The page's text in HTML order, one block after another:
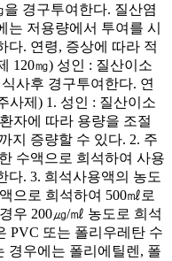
경구투여한다. 질산염
저용량에서 투여를 시
다. 연령, 증상에 따라 적
120㎎) 성인 : 질산이소
사후 경구투여한다. 연
사제) 1. 성인 : 질산이소
자에 따라 용량을 조절
지 증량할 수 있다. 2. 주
수액으로 희석하여 사용
다. 3. 희석사용액의 농도
으로 희석하여 500㎖로
우 200㎍/㎖ 농도로 희석
PVC 또는 폴리우레탄 수
경우에는 폴리에틸렌, 폴